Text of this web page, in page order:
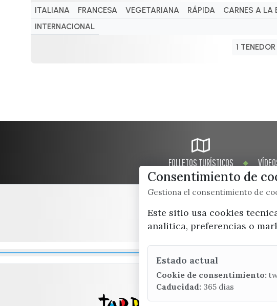
ITALIANA FRANCESA VEGETARIANA RÁPIDA CARNES A LA
INTERNACIONAL
1 TENEDOR
FOLLETOS TURÍSTICOS
Consentimiento de
Gestiona el consentimiento de
Este sitio usa cookies
analitica, preferencias o
Estado actual
Cookie de consentimiento:
Caducidad: 365 dias